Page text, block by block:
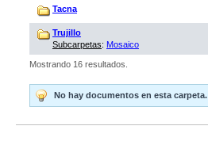
Tacna
Trujillo
Subcarpetas: Mosaico
Mostrando 16 resultados.
No hay documentos en esta carpeta.